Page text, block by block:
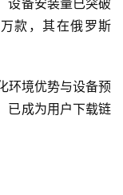
款，其在俄罗斯
环境优势与设备预
已成为用户下载链